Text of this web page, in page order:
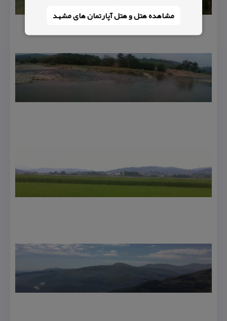
مشاهده هتل و هتل‌ آپارتمان های مشهد